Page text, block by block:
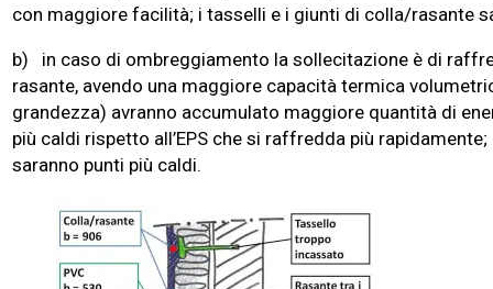
con maggiore facilità; i tasselli e i giunti di colla/rasante
b) in caso di ombreggiamento la sollecitazione è di
rasante, avendo una maggiore capacità termica
grandezza) avranno accumulato maggiore quantità di
più caldi rispetto all’EPS che si raffredda più
saranno punti più caldi.